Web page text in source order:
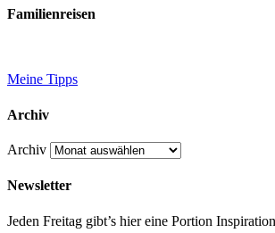
Familienreisen
Meine Tipps
Archiv
Archiv
Newsletter
Jeden Freitag gibt’s hier eine Portion